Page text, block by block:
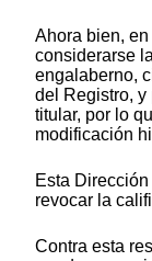
Ahora bien,
considerarse
engalaberno,
del Registro, y
titular, por lo
modificación
Esta
revocar la
Contra esta